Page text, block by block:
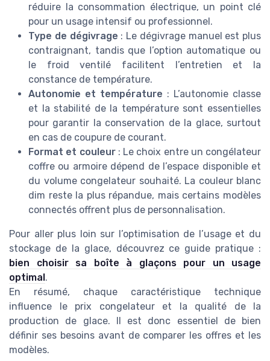
réduire la consommation électrique, un point clé
pour un usage intensif ou professionnel.
Type de dégivrage : Le dégivrage manuel est plus
contraignant, tandis que l’option automatique ou
le froid ventilé facilitent l’entretien et la
constance de température.
Autonomie et température : L’autonomie classe
et la stabilité de la température sont essentielles
pour garantir la conservation de la glace, surtout
en cas de coupure de courant.
Format et couleur: Le choix entre un congélateur
coffre ou armoire dépend de l’espace disponible et
du volume congelateur souhaité. La couleur blanc
dim reste la plus répandue, mais certains modèles
connectés offrent plus de personnalisation.
Pour aller plus loin sur l’optimisation de l’usage et du
stockage de la glace, découvrez ce guide pratique :
bien choisir sa boîte à glaçons pour un usage
optimal.
En résumé, chaque caractéristique technique
influence le prix congelateur et la qualité de la
production de glace. Il est donc essentiel de bien
définir ses besoins avant de comparer les offres et les
modèles.